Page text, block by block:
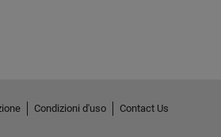
Condizioni d'uso
Contact Us